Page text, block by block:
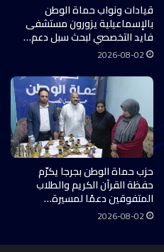
قيادات ونواب حماة الوطن
بالإسماعيلية يزورون مستشفى
فايد التخصصي لبحث سبل دعم…
2026-08-02
حزب حماة الوطن بجرجا يكرّم
حفظة القرآن الكريم والطلاب
المتفوقين دعمًا لمسيرة…
2026-08-02